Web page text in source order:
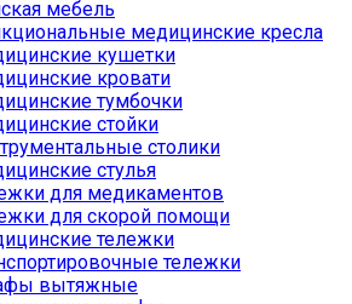
мебель
медицинские кресла
кушетки
кровати
тумбочки
стойки
столики
стулья
для медикаментов
для скорой помощи
тележки
тележки
вытяжные